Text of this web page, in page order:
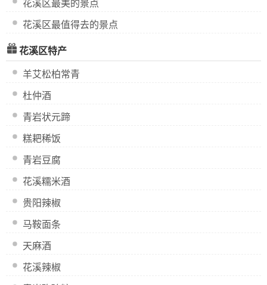
花溪区最美的景点
花溪区最值得去的景点
花溪区特产
羊艾松柏常青
杜仲酒
青岩状元蹄
糕耙稀饭
青岩豆腐
花溪糯米酒
贵阳辣椒
马鞍面条
天麻酒
花溪辣椒